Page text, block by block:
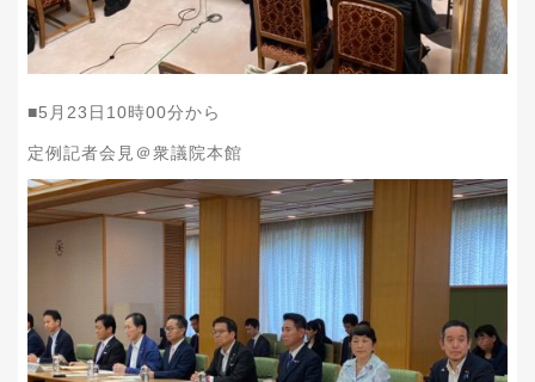
■5月23日10時00分から
定例記者会見＠衆議院本館